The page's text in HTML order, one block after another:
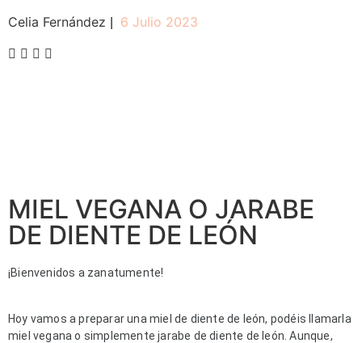
Celia Fernández 6 Julio 2023
MIEL VEGANA O JARABE
DE DIENTE DE LEÓN
¡Bienvenidos a zanatumente!
Hoy vamos a preparar una miel de diente de león, podéis llamarla
miel vegana o simplemente jarabe de diente de león. Aunque,